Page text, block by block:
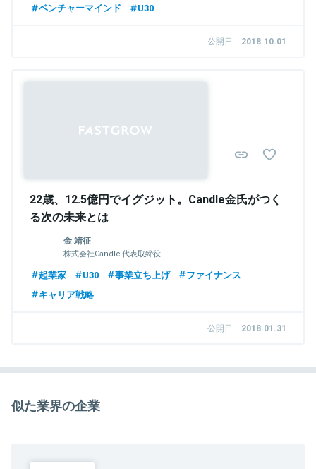
ベンチャーマインド
U30
公開日 2018.10.01
22歳、12.5億円でイグジット。Candle金氏がつく
る次の未来とは
金 靖征
株式会社Candle 代表取締役
起業家 U30 事業立ち上げ
ファイナンス
キャリア戦略
公開日 2018.01.31
似た業界の企業